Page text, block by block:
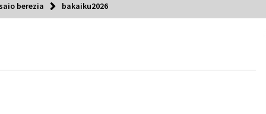
berezia bakaiku2026